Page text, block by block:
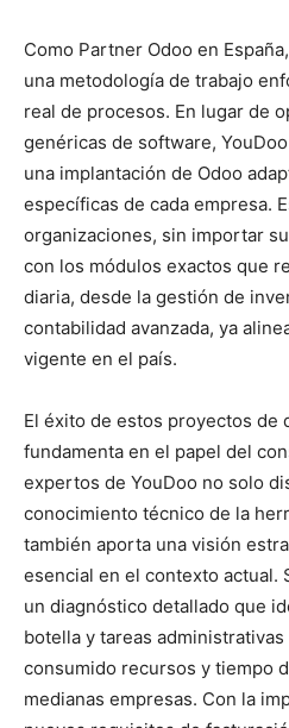
Como Partner Odoo en
una metodología de trabajo
real de procesos. En lugar de
genéricas de software,
una implantación de Odoo
específicas de cada empresa.
organizaciones, sin importar
con los módulos exactos que
diaria, desde la gestión de
contabilidad avanzada, ya
vigente en el país.
El éxito de estos proyectos de
fundamenta en el papel del
expertos de YouDoo no solo
conocimiento técnico de la
también aporta una visión
esencial en el contexto actual.
un diagnóstico detallado que
botella y tareas
consumido recursos y tiempo
medianas empresas. Con la